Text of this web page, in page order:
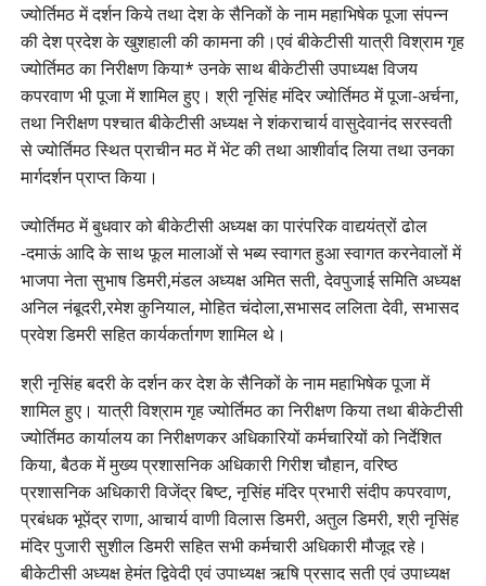
ज्योर्तिमठ में दर्शन किये तथा देश के सैनिकों के नाम महाभिषेक पूजा संपन्न
की देश प्रदेश के खुशहाली की कामना की।एवं बीकेटीसी यात्री विश्राम गृह
ज्योर्तिमठ का निरीक्षण किया* उनके साथ बीकेटीसी उपाध्यक्ष विजय
कपरवाण भी पूजा में शामिल हुए। श्री नृसिंह मंदिर ज्योर्तिमठ में पूजा-अर्चना,
तथा निरीक्षण पश्चात बीकेटीसी अध्यक्ष ने शंकराचार्य वासुदेवानंद सरस्वती
से ज्योर्तिमठ स्थित प्राचीन मठ में भेंट की तथा आशीर्वाद लिया तथा उनका
मार्गदर्शन प्राप्त किया।
ज्योर्तिमठ में बुधवार को बीकेटीसी अध्यक्ष का पारंपरिक वाद्ययंत्रों ढोल
-दमाऊं आदि के साथ फूल मालाओं से भब्य स्वागत हुआ स्वागत करनेवालों में
भाजपा नेता सुभाष डिमरी,मंडल अध्यक्ष अमित सती, देवपुजाई समिति अध्यक्ष
अनिल नंबूदरी,रमेश कुनियाल, मोहित चंदोला,सभासद ललिता देवी, सभासद
प्रवेश डिमरी सहित कार्यकर्तागण शामिल थे।
श्री नृसिंह बदरी के दर्शन कर देश के सैनिकों के नाम महाभिषेक पूजा में
शामिल हुए। यात्री विश्राम गृह ज्योर्तिमठ का निरीक्षण किया तथा बीकेटीसी
ज्योर्तिमठ कार्यालय का निरीक्षणकर अधिकारियों कर्मचारियों को निर्देशित
किया, बैठक में मुख्य प्रशासनिक अधिकारी गिरीश चौहान, वरिष्ठ
प्रशासनिक अधिकारी विजेंद्र बिष्ट, नृसिंह मंदिर प्रभारी संदीप कपरवाण,
प्रबंधक भूपेंद्र राणा, आचार्य वाणी विलास डिमरी, अतुल डिमरी, श्री नृसिंह
मंदिर पुजारी सुशील डिमरी सहित सभी कर्मचारी अधिकारी मौजूद रहे।
बीकेटीसी अध्यक्ष हेमंत द्विवेदी एवं उपाध्यक्ष ऋषि प्रसाद सती एवं उपाध्यक्ष